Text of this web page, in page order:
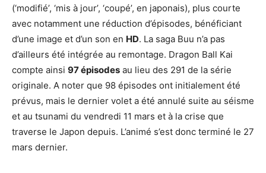
(‘modifié’, ‘mis à jour’, ‘coupé’, en japonais), plus courte
avec notamment une réduction d’épisodes, bénéficiant
d’une image et d’un son en HD. La saga Buu n’a pas
d’ailleurs été intégrée au remontage. Dragon Ball Kai
compte ainsi 97 épisodes au lieu des 291 de la série
originale. A noter que 98 épisodes ont initialement été
prévus, mais le dernier volet a été annulé suite au séisme
et au tsunami du vendredi 11 mars et à la crise que
traverse le Japon depuis. L’animé s’est donc terminé le 27
mars dernier.